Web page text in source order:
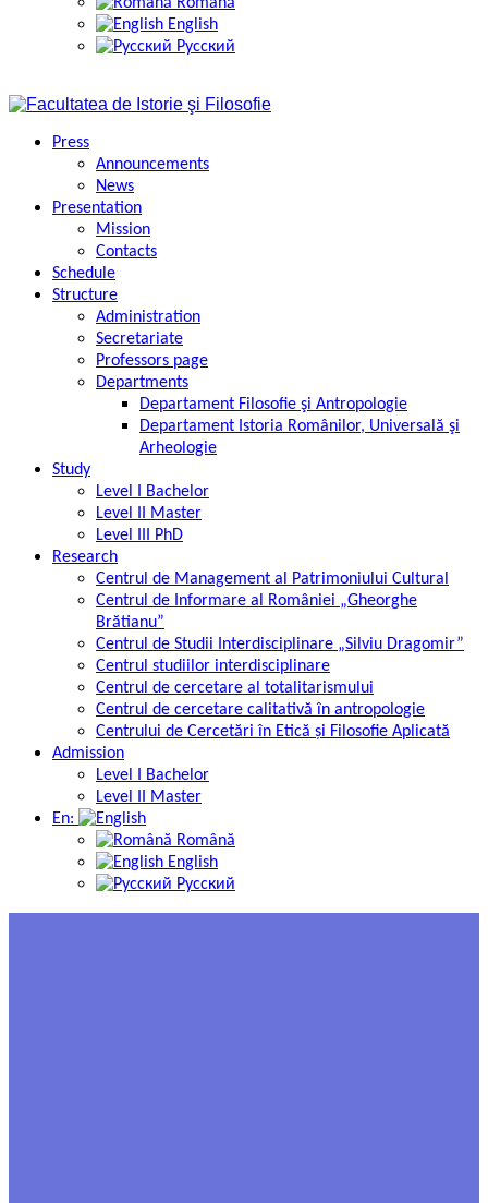
English
Русский
Press
Announcements
News
Presentation
Mission
Contacts
Schedule
Structure
Administration
Secretariate
Professors page
Departments
Departament Filosofie şi Antropologie
Departament Istoria Românilor, Universală şi
Arheologie
Study
Level I Bachelor
Level II Master
Level III PhD
Research
Centrul de Management al Patrimoniului Cultural
Centrul de Informare al României „Gheorghe
Brătianu”
Centrul de Studii Interdisciplinare „Silviu Dragomir”
Centrul studiilor interdisciplinare
Centrul de cercetare al totalitarismului
Centrul de cercetare calitativă în antropologie
Centrului de Cercetări în Etică și Filosofie Aplicată
Admission
Level I Bachelor
Level II Master
En:
Română
English
Русский